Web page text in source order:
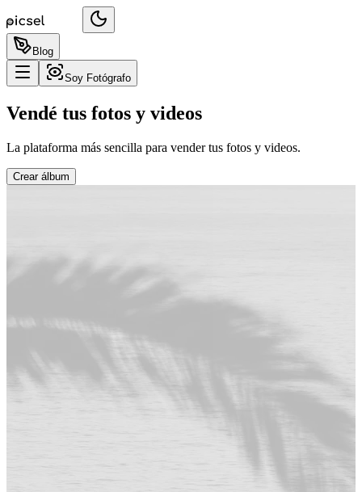
Blog
Soy Fotógrafo
Vendé tus fotos y videos
La plataforma más sencilla para vender tus fotos y videos.
Crear álbum